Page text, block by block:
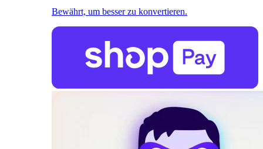
Bewährt, um besser zu konvertieren.